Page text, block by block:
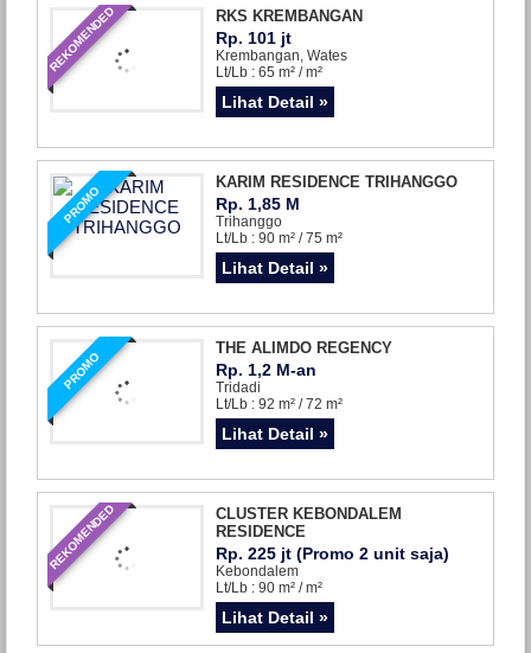
REKOMENDED RKS KREMBANGAN
Rp. 101 jt
Krembangan, Wates
Lt/Lb : 65 m² / m²
Lihat Detail »
PROMO
KARIM RESIDENCE TRIHANGGO
Rp. 1,85 M
Trihanggo
Lt/Lb : 90 m² / 75 m²
Lihat Detail »
PROMO
THE ALIMDO REGENCY
Rp. 1,2 M-an
Tridadi
Lt/Lb : 92 m² / 72 m²
Lihat Detail »
REKOMENDED
CLUSTER KEBONDALEM
RESIDENCE
Rp. 225 jt (Promo 2 unit saja)
Kebondalem
Lt/Lb : 90 m² / m²
Lihat Detail »